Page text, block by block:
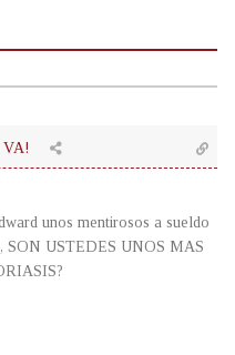
unos mentirosos a sueldo
SON USTEDES UNOS MAS